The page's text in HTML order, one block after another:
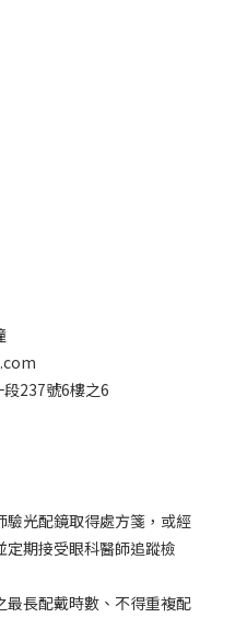
237號6樓之6
驗光配鏡取得處方箋，或經
期接受眼科醫師追蹤檢
最長配戴時數、不得重複配